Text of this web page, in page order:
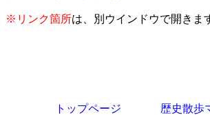
※リンク箇所は、別ウインドウで開きま
トップページ 歴史散歩